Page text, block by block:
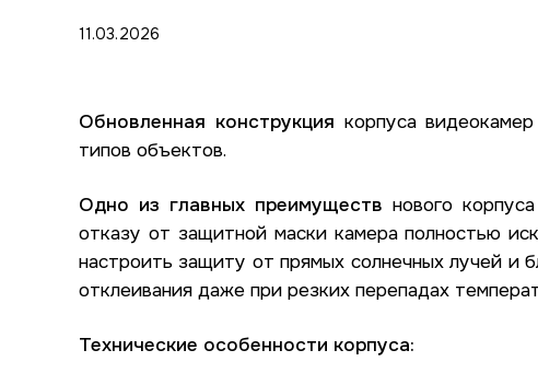
11.03.2026
Обновленная конструкция корпуса
типов объектов.
Одно из главных преимуществ нового
отказу от защитной маски камера полностью
настроить защиту от прямых солнечных лучей и
отклеивания даже при резких перепадах
Технические особенности корпуса: